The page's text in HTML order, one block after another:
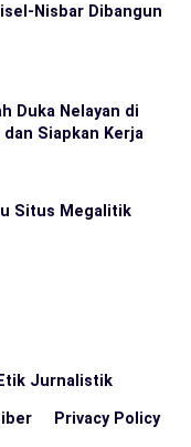
Nisbar Dibangun
Duka Nelayan di
Siapkan Kerja
Situs Megalitik
Jurnalistik
Privacy Policy